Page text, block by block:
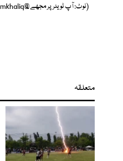
(نوٹ: آپ ٹویٹر پر مجھے @saleemkhaliq پر فالو کر سکتے ہیں)
متعلقہ